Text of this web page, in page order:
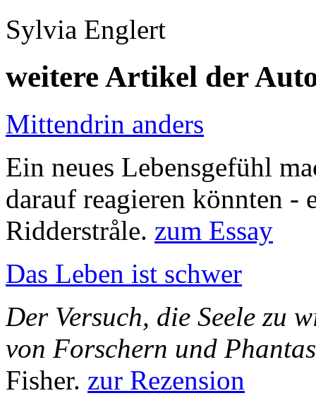
Sylvia Englert
weitere Artikel der
Mittendrin anders
Ein neues Lebensgefühl
darauf reagieren könnten -
Ridderstråle. zum Essay
Das Leben ist schwer
Der Versuch, die Seele zu
von Forschern und
Fisher. zur Rezension